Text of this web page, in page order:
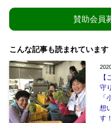
賛助会員
こんな記事も読まれています
【
守
「
想
す！